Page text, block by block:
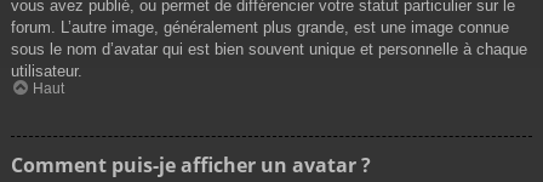
vous avez publié, ou permet de différencier votre statut particulier sur le
forum. L’autre image, généralement plus grande, est une image connue
sous le nom d’avatar qui est bien souvent unique et personnelle à chaque
utilisateur.
Haut
Comment puis-je afficher un avatar ?